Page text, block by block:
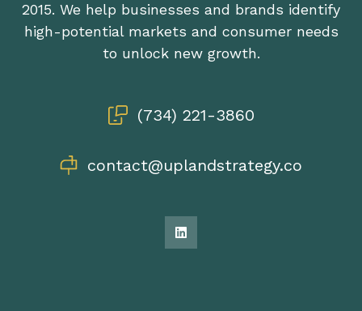
2015. We help businesses and brands identify
high-potential markets and consumer needs
to unlock new growth.
(734) 221-3860
contact@uplandstrategy.co